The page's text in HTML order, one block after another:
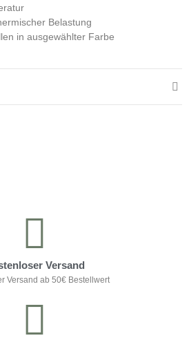
Belastung
in ausgewählter Farbe
Versand
Versand ab 50€ Bestellwert